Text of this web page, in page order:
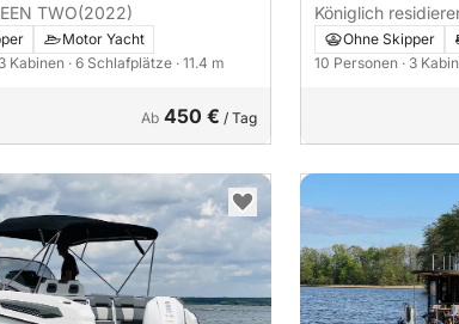
TWO(2022)
Motor Yacht
3 Kabinen · 6 Schlafplätze · 11.4 m
Ab 450 € / Tag
Königlich
Fleesenqueen
Ohne Skipper
10 Personen · 3